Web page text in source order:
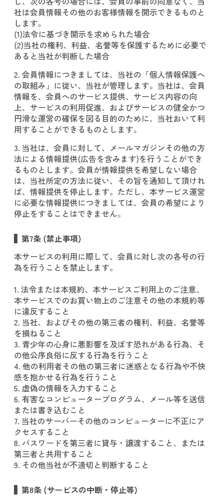
社は会員情報その他のお客様情報を開示できるものと
します。
(1)法令に基づき開示を求められた場合
(2)当社の権利、利益、名誉等を保護するために必要で
あると当社が判断した場合
2. 会員情報につきましては、当社の「個人情報保護へ
の取組み」に従い、当社が管理します。当社は、会員
情報を、会員へのサービス提供、サービス内容の向
上、サービスの利用促進、およびサービスの健全かつ
円滑な運営の確保を図る目的のために、当社おいて利
用することができるものとします。
3. 当社は、会員に対して、メールマガジンその他の方
法による情報提供(広告を含みます)を行うことができ
るものとします。会員が情報提供を希望しない場合
は、当社所定の方法に従い、その旨を通知して頂けれ
ば、情報提供を停止します。ただし、本サービス運営
に必要な情報提供につきましては、会員の希望により
停止をすることはできません。
第7条 (禁止事項)
本サービスの利用に際して、会員に対し次の各号の行
為を行うことを禁止します。
1. 法令または本規約、本サービスご利用上のご注意、
本サービスでのお買い物上のご注意その他の本規約等
に違反すること
2. 当社、およびその他の第三者の権利、利益、名誉等
を損ねること
3. 青少年の心身に悪影響を及ぼす恐れがある行為、そ
の他公序良俗に反する行為を行うこと
4. 他の利用者その他の第三者に迷惑となる行為や不快
感を抱かせる行為を行うこと
5. 虚偽の情報を入力すること
6. 有害なコンピュータープログラム、メール等を送信
または書き込むこと
7. 当社のサーバーその他のコンピューターに不正にア
クセスすること
8. パスワードを第三者に貸与・譲渡すること、または
第三者と共用すること
9. その他当社が不適切と判断すること
第8条 (サービスの中断・停止等)